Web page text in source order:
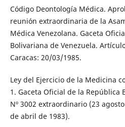
Código Deontología Médica.
reunión extraordinaria de la
Médica Venezolana. Gaceta
Bolivariana de Venezuela.
Caracas: 20/03/1985.
Ley del Ejercicio de la Medicina
1. Gaceta Oficial de la República
Nº 3002 extraordinario (23
de abril de 1983).